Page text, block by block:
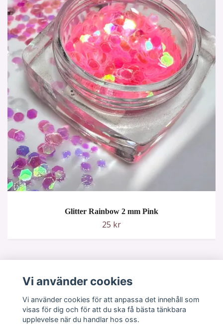
Glitter Rainbow 2 mm Pink
25 kr
Vi använder cookies
Vi använder cookies för att anpassa det innehåll som
visas för dig och för att du ska få bästa tänkbara
upplevelse när du handlar hos oss.